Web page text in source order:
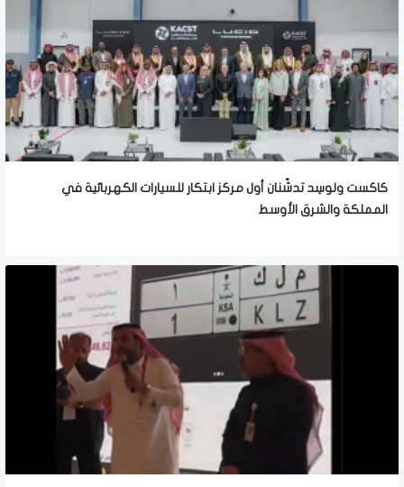
كاكست ولوسِد تدشّنان أول مركز ابتكار للسيارات الكهربائية في
المملكة والشرق الأوسط